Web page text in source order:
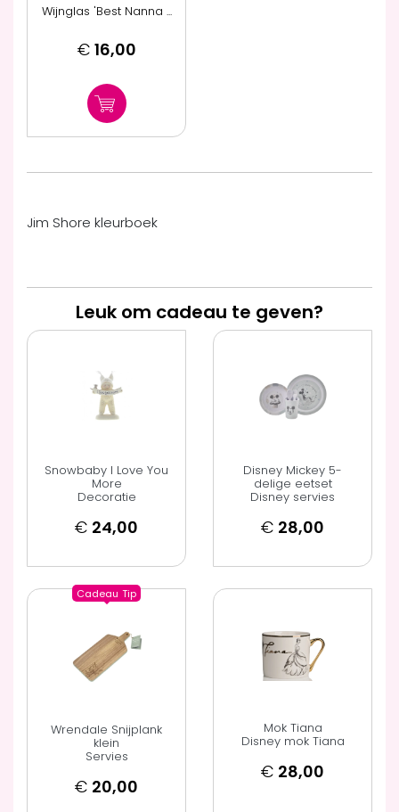
Wijnglas 'Best Nanna ...
€ 16,00
Jim Shore kleurboek
Leuk om cadeau te geven?
Snowbaby I Love You
More
Decoratie
€ 24,00
Disney Mickey 5-
delige eetset
Disney servies
€ 28,00
Cadeau Tip
Wrendale Snijplank
klein
Servies
€ 20,00
Mok Tiana
Disney mok Tiana
€ 28,00